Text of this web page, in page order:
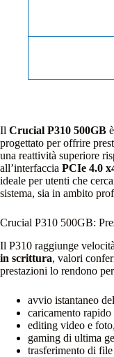
Il Crucial P310 500GB
progettato per offrire
una reattività superiore
all’interfaccia PCIe 4.0
ideale per utenti che
sistema, sia in ambito
Crucial P310 500GB:
Il P310 raggiunge
in scrittura, valori
prestazioni lo rendono
avvio istantaneo
caricamento
editing video e foto,
gaming di ultima
trasferimento di